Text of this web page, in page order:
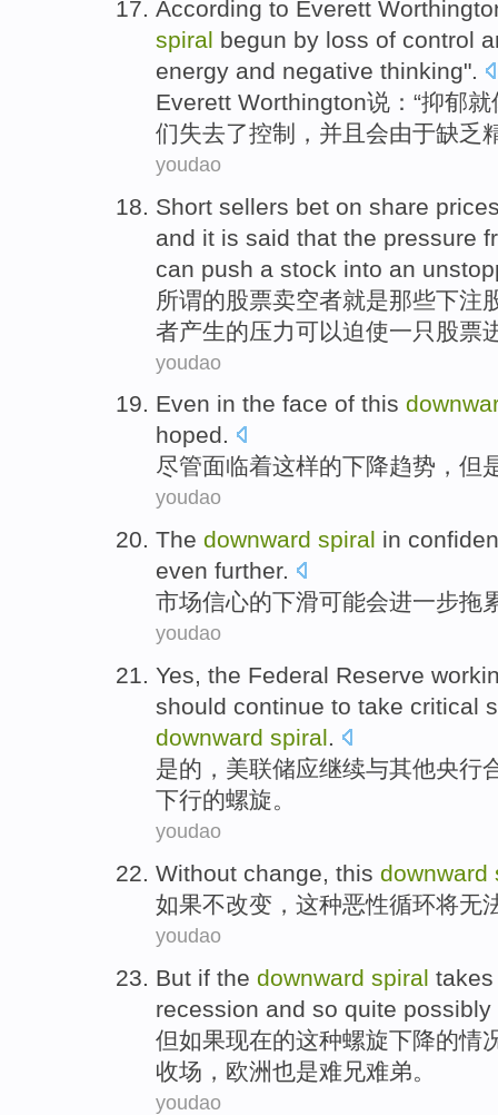
According to Everett
spiral begun by loss of control
energy and negative thinking".
Everett Worthington说：“抑郁就
们失去了控制 ， 并且 会由于缺乏
youdao
Short sellers bet on share
and it is said that the pressure
can push a stock into an
所谓的股票卖空者就是那些下注
者产生的压力可以迫使一 只 股票
youdao
Even in the face of this
hoped.
尽管面临着这样的下降趋势，但
youdao
The downward spiral in
even further.
市场信心的下滑可能会进一步拖
youdao
Yes, the Federal Reserve
should continue to take critical
downward spiral.
是的 ， 美联储应继续与其他央行
下行的螺旋。
youdao
Without change, this downward
如果不改变 ， 这种恶性循环将无
youdao
But if the downward spiral takes
recession and so quite possibly
但如果现在的这种螺旋下降的情
收场，欧洲也是难兄难弟 。
youdao